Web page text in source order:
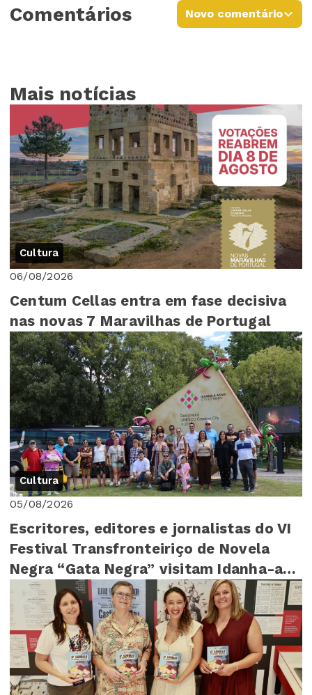
Comentários Novo comentário
Mais notícias
Cultura
06/08/2026
Centum Cellas entra em fase decisiva
nas novas 7 Maravilhas de Portugal
Cultura
05/08/2026
Escritores, editores e jornalistas do VI
Festival Transfronteiriço de Novela
Negra “Gata Negra” visitam Idanha-a-
Nova